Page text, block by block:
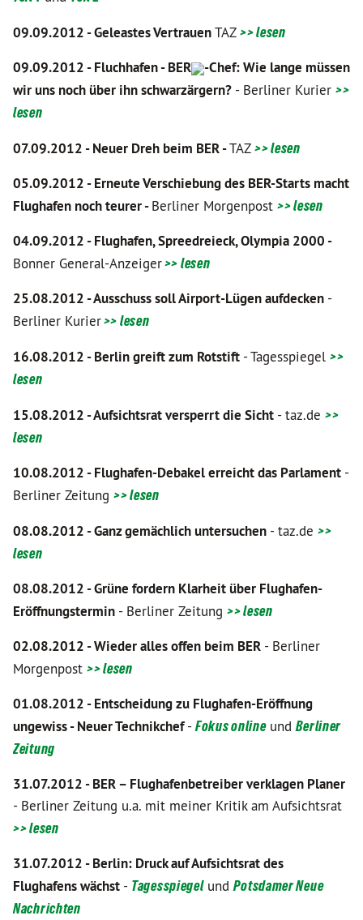
09.09.2012 - Geleastes VertrauenTAZ>> lesen
09.09.2012 - Fluchhafen - BER
-Chef: Wie lange müssen
wir uns noch über ihn schwarzärgern? - Berliner Kurier >>
lesen
07.09.2012 - Neuer Dreh beim BER -TAZ>> lesen
05.09.2012 - Erneute Verschiebung des BER-Starts macht
Flughafen noch teurer -Berliner Morgenpost >> lesen
04.09.2012 - Flughafen, Spreedreieck, Olympia 2000 -
Bonner General-Anzeiger>> lesen
25.08.2012 - Ausschuss soll Airport-Lügen aufdecken -
Berliner Kurier>>lesen
16.08.2012 -Berlin greift zum Rotstift - Tagesspiegel >>
lesen
15.08.2012 - Aufsichtsrat versperrt die Sicht - taz.de >>
lesen
10.08.2012 - Flughafen-Debakel erreicht das Parlament -
Berliner Zeitung >> lesen
08.08.2012 - Ganz gemächlich untersuchen - taz.de >>
lesen
08.08.2012 - Grüne fordern Klarheit über Flughafen-
Eröffnungstermin - Berliner Zeitung >> lesen
02.08.2012 - Wieder alles offen beim BER - Berliner
Morgenpost >> lesen
01.08.2012 - Entscheidung zu Flughafen-Eröffnung
ungewiss - Neuer Technikchef-Fokus onlineundBerliner
Zeitung
31.07.2012 - BER – Flughafenbetreiber verklagen Planer
- Berliner Zeitung u.a. mit meiner Kritik am Aufsichtsrat
>> lesen
31.07.2012 - Berlin: Druck auf Aufsichtsrat des
Flughafens wächst - TagesspiegelundPotsdamer Neue
Nachrichten